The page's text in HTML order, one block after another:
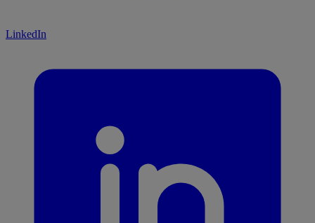
LinkedIn